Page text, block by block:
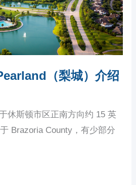
（梨城）介绍
休斯顿市区正南方向约 15 英
Brazoria County，有少部分